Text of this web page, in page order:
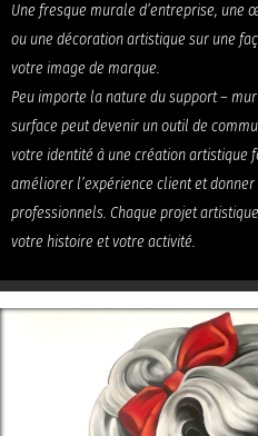
Une fresque murale d’entreprise, une
ou une décoration artistique sur une
votre image de marque.
Peu importe la nature du support –
surface peut devenir un outil de
votre identité à une création artistique
améliorer l’expérience client et donner
professionnels. Chaque projet
votre histoire et votre activité.